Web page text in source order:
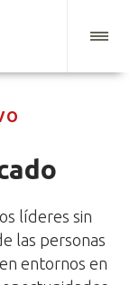
líderes sin
las personas
entornos en